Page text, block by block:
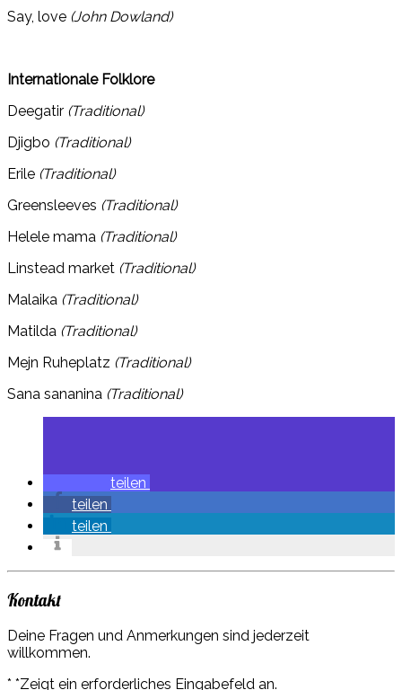
Say, love (John Dowland)
Internationale Folklore
Deegatir (Traditional)
Djigbo (Traditional)
Erile (Traditional)
Greensleeves (Traditional)
Helele mama (Traditional)
Linstead market (Traditional)
Malaika (Traditional)
Matilda (Traditional)
Mejn Ruheplatz (Traditional)
Sana sananina (Traditional)
teilen
teilen
teilen
Kontakt
Deine Fragen und Anmerkungen sind jederzeit
willkommen.
* *Zeigt ein erforderliches Eingabefeld an.